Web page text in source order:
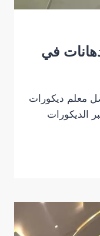
في
معلم ديكورات
ينبع 0506557197 تعتبر الديكورات